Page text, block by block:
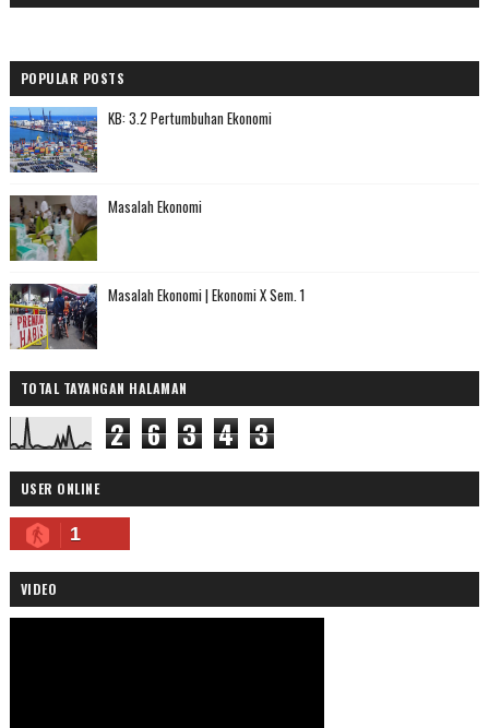
POPULAR POSTS
KB: 3.2 Pertumbuhan Ekonomi
Masalah Ekonomi
Masalah Ekonomi | Ekonomi X Sem. 1
TOTAL TAYANGAN HALAMAN
2 6 3 4 3
USER ONLINE
1
VIDEO